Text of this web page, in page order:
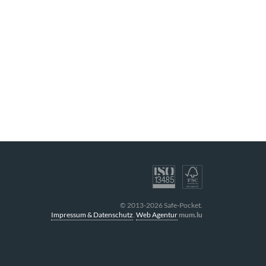
© 2013-2026 Safe-Pocket.
Impressum & Datenschutz. Web Agentur mum.lu